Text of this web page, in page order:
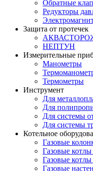
Обратные
Редукторы
Защита от протечек
НЕПТУН
Измерительные
Манометры
Термометры
Инструмент
Для
Для
Для системы
Для системы
Котельное
Газовые
Газовые
Газовые
Газовые